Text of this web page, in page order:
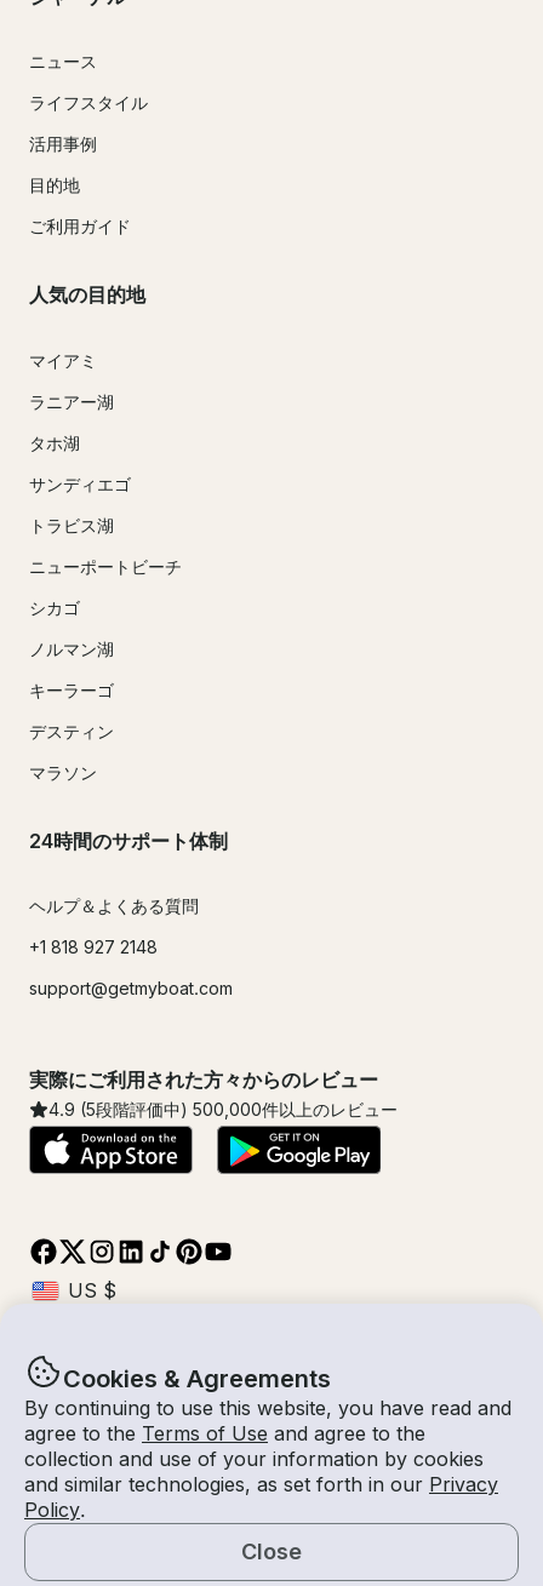
Cookies & Agreements
By continuing to use this website, you have read and
agree to the Terms of Use and agree to the
collection and use of your information by cookies
and similar technologies, as set forth in our Privacy
Policy.
Close
ニュース
ライフスタイル
活用事例
目的地
ご利用ガイド
人気の目的地
マイアミ
ラニアー湖
タホ湖
サンディエゴ
トラビス湖
ニューポートビーチ
シカゴ
ノルマン湖
キーラーゴ
デスティン
マラソン
24時間のサポート体制
ヘルプ＆よくある質問
+1 818 927 2148
support@getmyboat.com
実際にご利用された方々からのレビュー
4.9 (5段階評価中) 500,000件以上のレビュー
© Getmyboat 2026利用規約プライバシー規約
11 8月 2026
2 時間2 人数
船長付き
$272 /時間
見積もりを依頼する